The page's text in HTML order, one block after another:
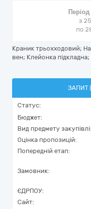
з
по
Краник трьохходовий;
вен; Клейонка
ЗАПИТ
Статус:
Бюджет:
Вид предмету закупівлі:
Оцінка пропозицій:
Попередній етап:
Замовник:
ЄДРПОУ:
Сайт: